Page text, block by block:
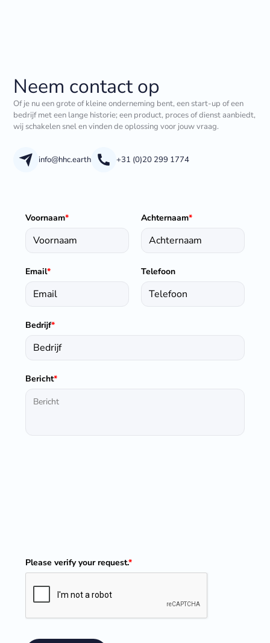
Neem contact op
Of je nu een grote of kleine onderneming bent, een start-up of een
bedrijf met een lange historie; een product, proces of dienst aanbiedt,
wij schakelen snel en vinden de oplossing voor jouw vraag.
info@hhc.earth +31 (0)20 299 1774
Voornaam* Achternaam*
Email* Telefoon
Bedrijf*
Bericht*
Please verify your request.*